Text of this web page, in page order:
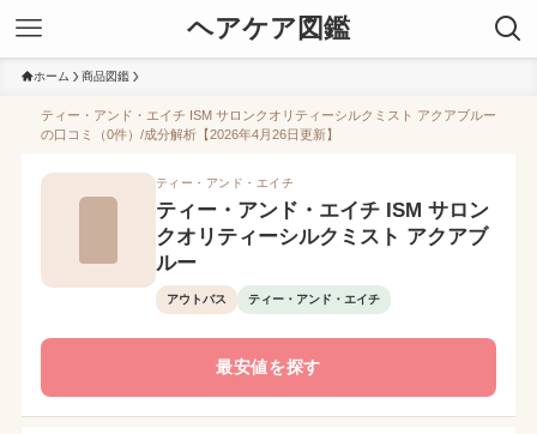
ヘアケア図鑑
ホーム 商品図鑑
ティー・アンド・エイチ ISM サロンクオリティーシルクミスト アクアブルー
の口コミ（0件）/成分解析【2026年4月26日更新】
ティー・アンド・エイチ
ティー・アンド・エイチ ISM サロン
クオリティーシルクミスト アクアブ
ルー
アウトバス ティー・アンド・エイチ
最安値を探す